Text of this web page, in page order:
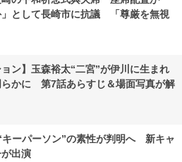
」として長崎市に抗議 「尊厳を無視
ョン】玉森裕太“二宮”が伊川に生まれ
らかに 第7話あらすじ＆場面写真が解
キーパーソン”の素性が判明へ 新キャ
出演